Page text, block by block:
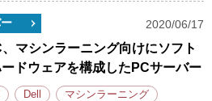
2020/06/17
マシンラーニング向けにソフト
ドウェアを構成したPCサーバー
Dell マシンラーニング